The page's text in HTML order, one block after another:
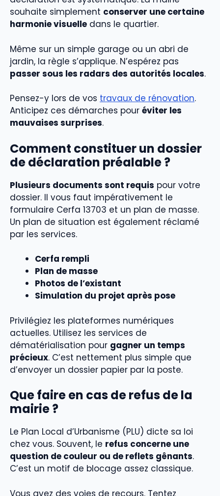
souhaite simplement conserver une certaine
harmonie visuelle dans le quartier.
Même sur un simple garage ou un abri de
jardin, la règle s’applique. N’espérez pas
passer sous les radars des autorités locales.
Pensez-y lors de vos travaux de rénovation.
Anticipez ces démarches pour éviter les
mauvaises surprises.
Comment constituer un dossier
de déclaration préalable ?
Plusieurs documents sont requis pour votre
dossier. Il vous faut impérativement le
formulaire Cerfa 13703 et un plan de masse.
Un plan de situation est également réclamé
par les services.
Cerfa rempli
Plan de masse
Photos de l’existant
Simulation du projet après pose
Privilégiez les plateformes numériques
actuelles. Utilisez les services de
dématérialisation pour gagner un temps
précieux. C’est nettement plus simple que
d’envoyer un dossier papier par la poste.
Que faire en cas de refus de la
mairie ?
Le Plan Local d’Urbanisme (PLU) dicte sa loi
chez vous. Souvent, le refus concerne une
question de couleur ou de reflets gênants.
C’est un motif de blocage assez classique.
Vous avez des voies de recours. Tentez